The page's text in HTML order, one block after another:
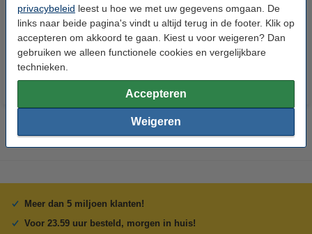
privacybeleid leest u hoe we met uw gegevens omgaan. De
links naar beide pagina's vindt u altijd terug in de footer. Klik op
accepteren om akkoord te gaan. Kiest u voor weigeren? Dan
gebruiken we alleen functionele cookies en vergelijkbare
technieken.
Accepteren
Weigeren
€ 7,50 Incl. 21% btw € 7,50 Incl. 21% btw
Meer dan 5 miljoen klanten!
Voor 23.59 uur besteld, morgen in huis!